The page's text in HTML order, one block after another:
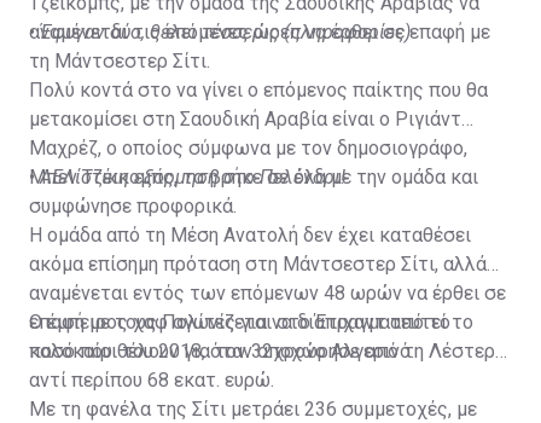
αναμένεται τις επόμενες ώρες να έρθει σε επαφή με
τη Μάντσεστερ Σίτι.
•Έφυγαν δύο, θέλει τέσσερις (πληροφορίες)
Πολύ κοντά στο να γίνει ο επόμενος παίκτης που θα
μετακομίσει στη Σαουδική Αραβία είναι ο Ριγιάντ
Μαχρέζ, ο οποίος σύμφωνα με τον δημοσιογράφο,
Μπεν Τζέικομπς, τα βρήκε σε όλα με την ομάδα και
συμφώνησε προφορικά.
•ΑΕΛίστικη εξόρμηση στο Πελένδρι!
Η ομάδα από τη Μέση Ανατολή δεν έχει καταθέσει
ακόμα επίσημη πρόταση στη Μάντσεστερ Σίτι, αλλά
αναμένεται εντός των επόμενων 48 ωρών να έρθει σε
επαφή με τους Πολίτες για να διαπραγματευτεί το
ποσό που θέλουν για τον 32χρονο Αλγερινό.
Ο έμπειρος χαφ αγωνίζεται στο Έτιχαντ από το
καλοκαίρι του 2018, όταν αποχώρησε από τη Λέστερ
αντί περίπου 68 εκατ. ευρώ.
Με τη φανέλα της Σίτι μετράει 236 συμμετοχές, με